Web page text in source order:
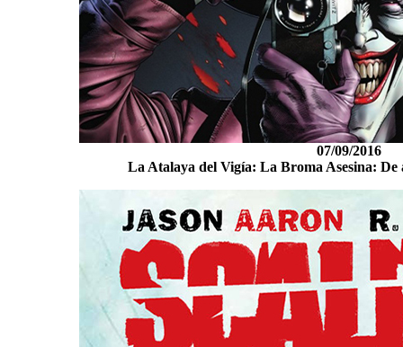
07/09/2016
La Atalaya del Vigía: La Broma Asesina: De